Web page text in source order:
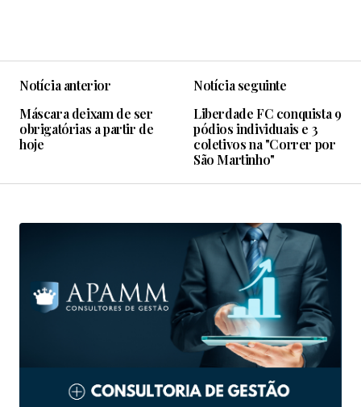
Notícia anterior
Máscara deixam de ser
obrigatórias a partir de
hoje
Notícia seguinte
Liberdade FC conquista 9
pódios individuais e 3
coletivos na "Correr por
São Martinho"